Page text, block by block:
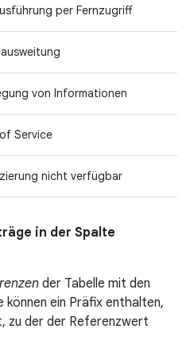
per Fernzugriff
von Informationen
Service
nicht verfügbar
in der Spalte
der Tabelle mit den
ein Präfix enthalten,
zu der der Referenzwert